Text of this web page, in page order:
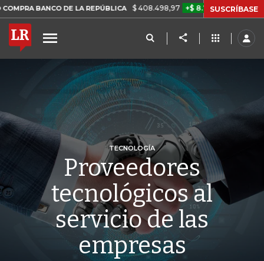
DE LA REPÚBLICA $ 408.498,97 +$ 8.753,81 +2,19% TASA DE
SUSCRÍBASE
TECNOLOGÍA
Proveedores
tecnológicos al
servicio de las
empresas